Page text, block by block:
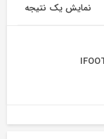
نمایش یک نتیجه